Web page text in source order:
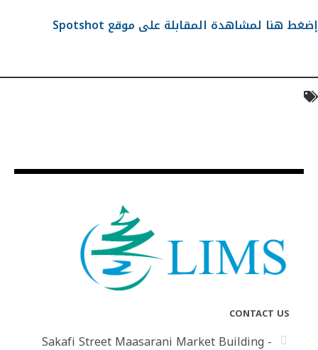
إضغط هنا لمشاهدة المقابلة على موقع Spotshot
CONTACT US
Sakafi Street Maasarani Market Building -